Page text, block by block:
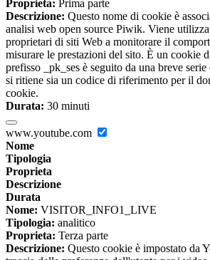
Proprieta: Prima parte
Descrizione: Questo nome di cookie è
analisi web open source Piwik. Viene
proprietari di siti Web a monitorare il
misurare le prestazioni del sito. È un cookie
prefisso _pk_ses è seguito da una breve
si ritiene sia un codice di riferimento per il
cookie.
Durata: 30 minuti
www.youtube.com
Nome
Tipologia
Proprieta
Descrizione
Durata
Nome: VISITOR_INFO1_LIVE
Tipologia: analitico
Proprieta: Terza parte
Descrizione: Questo cookie è impostato da